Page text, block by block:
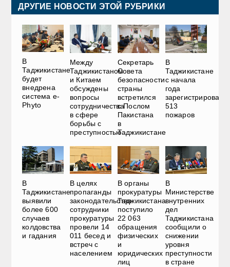
ДРУГИЕ НОВОСТИ ЭТОЙ РУБРИКИ
В
Таджикистане
будет
внедрена
система e-
Phyto
Между
Таджикистаном
и Китаем
обсуждены
вопросы
сотрудничества
в сфере
борьбы с
преступностью
Секретарь
Совета
безопасности
страны
встретился
с Послом
Пакистана
в
Таджикистане
В
Таджикистане
с начала
года
зарегистрировано
513
пожаров
В
Таджикистане
выявили
более 600
случаев
колдовства
и гадания
В целях
пропаганды
законодательства
сотрудники
прокуратуры
провели 14
011 бесед и
встреч с
населением
В органы
прокуратуры
Таджикистана
поступило
22 063
обращения
физических
и
юридических
лиц
В
Министерстве
внутренних
дел
Таджикистана
сообщили о
снижении
уровня
преступности
в стране